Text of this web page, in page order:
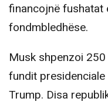
financojnë fushatat
fondmbledhëse.
Musk shpenzoi
fundit
Trump. Disa